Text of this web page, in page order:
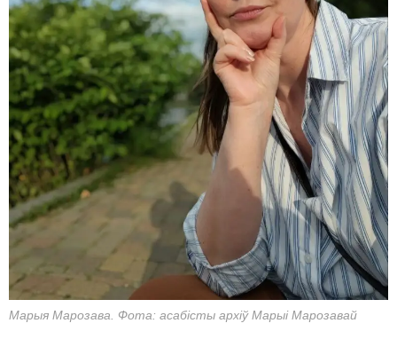
Марыя Марозава. Фота: асабісты архіў Марыі Марозавай